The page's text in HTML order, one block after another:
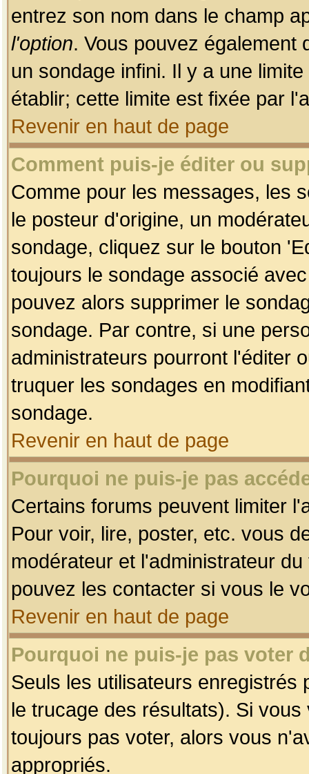
entrez son nom dans le champ
l'option. Vous pouvez également
un sondage infini. Il y a une
établir; cette limite est fixée par
Revenir en haut de page
Comment puis-je éditer ou
Comme pour les messages, les
le posteur d'origine, un
sondage, cliquez sur le bouton
toujours le sondage associé
pouvez alors supprimer le
sondage. Par contre, si une
administrateurs pourront l'éditer
truquer les sondages en
sondage.
Revenir en haut de page
Pourquoi ne puis-je pas
Certains forums peuvent limiter
Pour voir, lire, poster, etc. vous
modérateur et l'administrateur
pouvez les contacter si vous le
Revenir en haut de page
Pourquoi ne puis-je pas voter
Seuls les utilisateurs enregistrés
le trucage des résultats). Si
toujours pas voter, alors vous
appropriés.